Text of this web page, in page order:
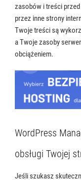
zasobów i treści
przez inne strony
Twoje treści są
a Twoje zasoby
obciążeniem.
WordPress
obsługi Twojej
Jeśli szukasz